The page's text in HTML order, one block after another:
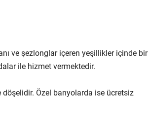
ve şezlonglar içeren yeşillikler içinde bir
ile hizmet vermektedir.
döşelidir. Özel banyolarda ise ücretsiz